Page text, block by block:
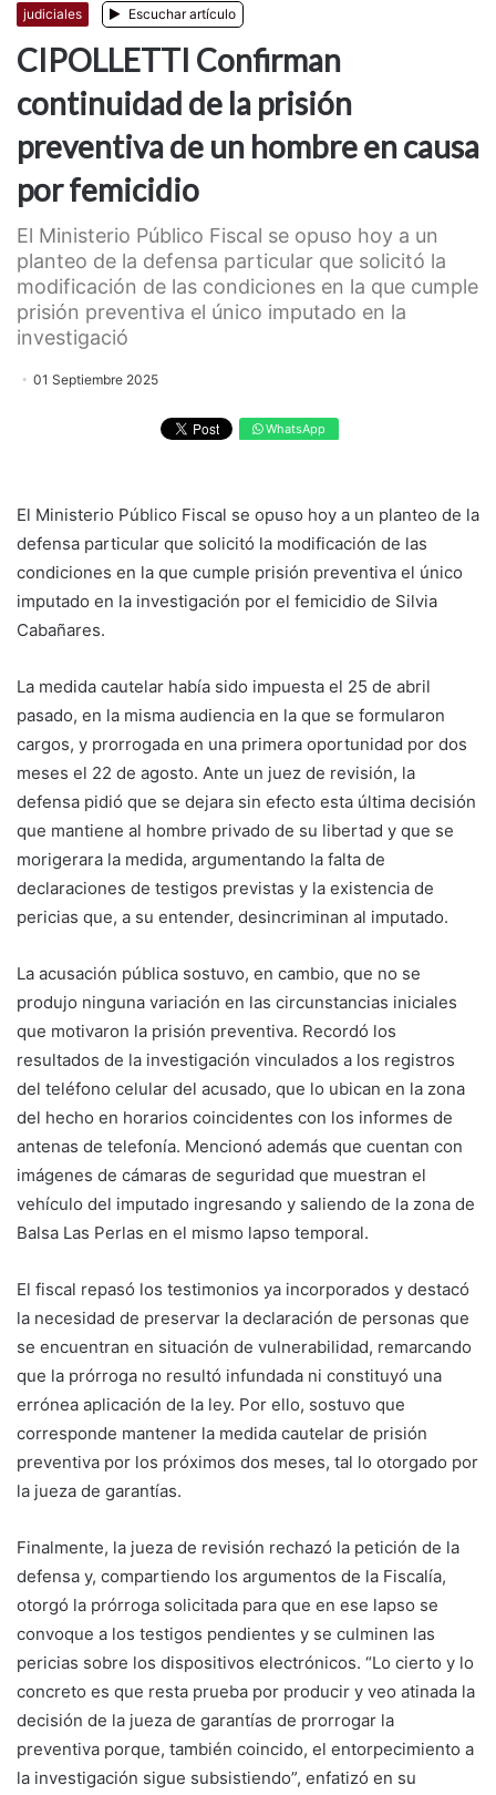
judiciales Escuchar artículo
CIPOLLETTI Confirman
continuidad de la prisión
preventiva de un hombre en causa
por femicidio
El Ministerio Público Fiscal se opuso hoy a un
planteo de la defensa particular que solicitó la
modificación de las condiciones en la que cumple
prisión preventiva el único imputado en la
investigació
01 Septiembre 2025
WhatsApp
El Ministerio Público Fiscal se opuso hoy a un planteo de la
defensa particular que solicitó la modificación de las
condiciones en la que cumple prisión preventiva el único
imputado en la investigación por el femicidio de Silvia
Cabañares.
La medida cautelar había sido impuesta el 25 de abril
pasado, en la misma audiencia en la que se formularon
cargos, y prorrogada en una primera oportunidad por dos
meses el 22 de agosto. Ante un juez de revisión, la
defensa pidió que se dejara sin efecto esta última decisión
que mantiene al hombre privado de su libertad y que se
morigerara la medida, argumentando la falta de
declaraciones de testigos previstas y la existencia de
pericias que, a su entender, desincriminan al imputado.
La acusación pública sostuvo, en cambio, que no se
produjo ninguna variación en las circunstancias iniciales
que motivaron la prisión preventiva. Recordó los
resultados de la investigación vinculados a los registros
del teléfono celular del acusado, que lo ubican en la zona
del hecho en horarios coincidentes con los informes de
antenas de telefonía. Mencionó además que cuentan con
imágenes de cámaras de seguridad que muestran el
vehículo del imputado ingresando y saliendo de la zona de
Balsa Las Perlas en el mismo lapso temporal.
El fiscal repasó los testimonios ya incorporados y destacó
la necesidad de preservar la declaración de personas que
se encuentran en situación de vulnerabilidad, remarcando
que la prórroga no resultó infundada ni constituyó una
errónea aplicación de la ley. Por ello, sostuvo que
corresponde mantener la medida cautelar de prisión
preventiva por los próximos dos meses, tal lo otorgado por
la jueza de garantías.
Finalmente, la jueza de revisión rechazó la petición de la
defensa y, compartiendo los argumentos de la Fiscalía,
otorgó la prórroga solicitada para que en ese lapso se
convoque a los testigos pendientes y se culminen las
pericias sobre los dispositivos electrónicos. “Lo cierto y lo
concreto es que resta prueba por producir y veo atinada la
decisión de la jueza de garantías de prorrogar la
preventiva porque, también coincido, el entorpecimiento a
la investigación sigue subsistiendo”, enfatizó en su